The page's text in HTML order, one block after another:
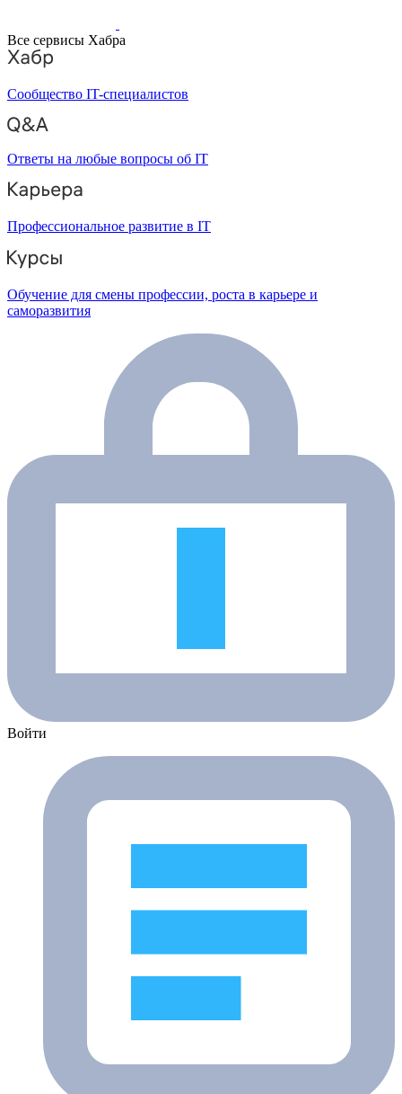
Все сервисы Хабра
Сообщество IT-специалистов
Ответы на любые вопросы об IT
Профессиональное развитие в IT
Обучение для смены профессии, роста в карьере и
саморазвития
Войти